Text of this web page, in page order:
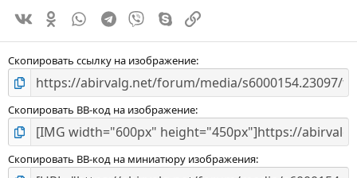
Ok WhatsAppTelegram
Viber SkypeСсылка
Скопировать ссылку на изображение
Скопировать BB-код на изображение
Скопировать BB-код на миниатюру изображения